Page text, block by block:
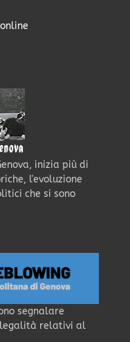
inizia più di
l'evoluzione
che si sono
segnalare
relativi al